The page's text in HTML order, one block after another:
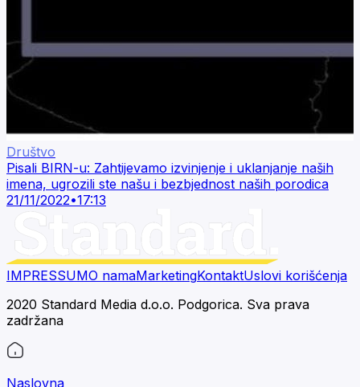
Društvo
Pisali BIRN-u: Zahtijevamo izvinjenje i uklanjanje naših
imena, ugrozili ste našu i bezbjednost naših porodica
21/11/2022•17:13
IMPRESSUMO namaMarketingKontaktUslovi korišćenja
2020 Standard Media d.o.o. Podgorica. Sva prava
zadržana
Naslovna